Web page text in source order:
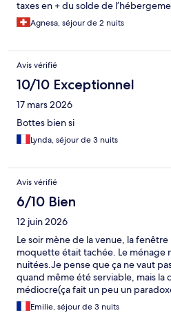
taxes en + du solde de
un dépôt de 150.- qui doit
votre séjour
Agnesa, séjour de 2 nuits
Avis vérifié
10/10 Exceptionnel
17 mars 2026
Bottes bien si
Lynda, séjour de 3 nuits
Avis vérifié
6/10 Bien
12 juin 2026
Le soir mène de la venue, la fenêtre
moquette était tachée. Le ménage
nuitées.Je pense que ça ne vaut
quand même été serviable, mais la
médiocre(ça fait un peu un
proposé un dédommagement pour
déjeuner mais 18 € des produits
Emilie, séjour de 3 nuits